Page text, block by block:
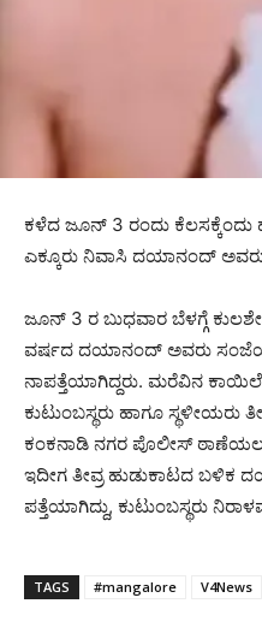
ಕಳೆದ ಜೂನ್ 3 ರಂದು
ಎಕ್ಕೂರು ನಿವಾಸಿ ದಯಾನಂದ್
ಜೂನ್ 3 ರ ಬುಧವಾರ ಬೆಳಗ್ಗೆ
ವರ್ಷದ ದಯಾನಂದ್ ಅವರು
ನಾಪತ್ತೆಯಾಗಿದ್ದರು. ಮರೆವಿನ
ಕುಟುಂಬಸ್ಥರು ಹಾಗೂ ಸ್ಥಳೀಯರು
ಕಂಕನಾಡಿ ನಗರ ಪೊಲೀಸ್
ಇದೀಗ ತೀವ್ರ ಹುಡುಕಾಟದ ಬಳಿಕ
ಪತ್ತೆಯಾಗಿದ್ದು, ಕುಟುಂಬಸ್ಥರು
TAGS #mangalore V4News